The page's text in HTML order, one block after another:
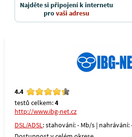
Najděte si připojení k internetu
provaši adresu
4.4
testů celkem:4
http://www.ibg-net.cz
DSL/ADSL: stahování: - Mb/s | nahrávání: